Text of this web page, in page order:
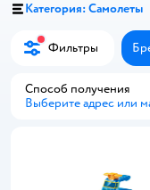
Категория: Самолеты
Фильтры
Способ получения
Выберите адрес или